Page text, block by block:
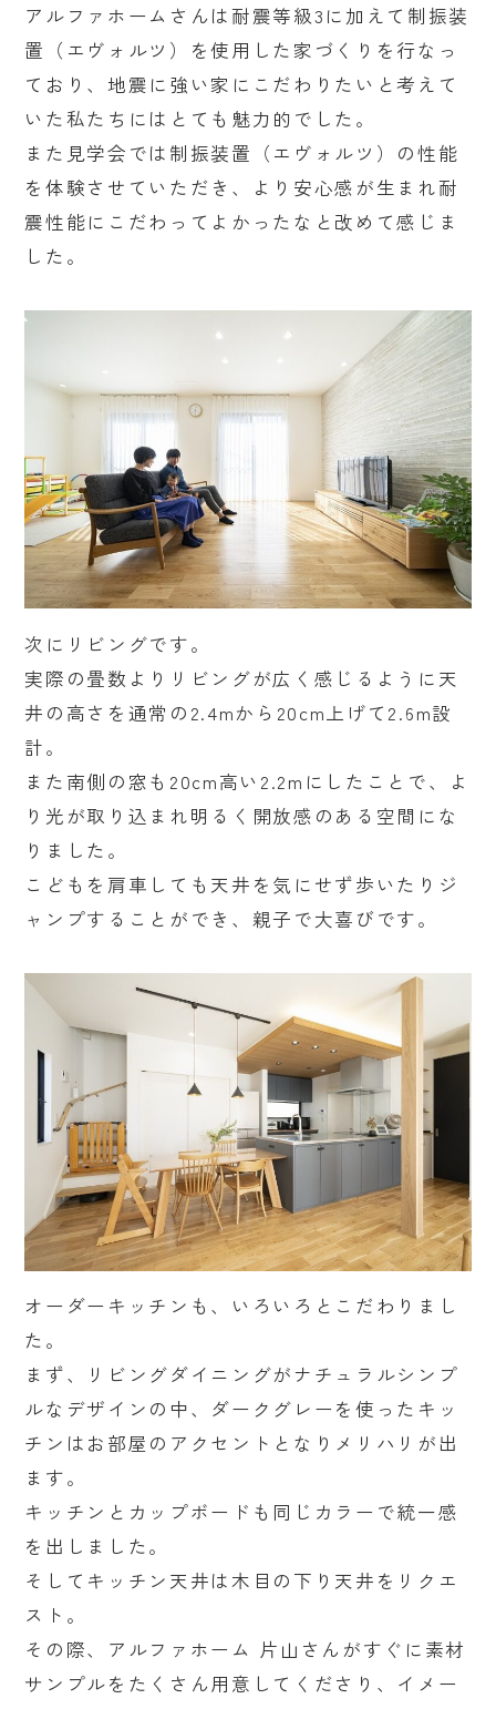
アルファホームさんは耐震等級3に加えて制振装
置（エヴォルツ）を使用した家づくりを行なっ
ており、地震に強い家にこだわりたいと考えて
いた私たちにはとても魅力的でした。
また見学会では制振装置（エヴォルツ）の性能
を体験させていただき、より安心感が生まれ耐
震性能にこだわってよかったなと改めて感じま
した。
次にリビングです。
実際の畳数よりリビングが広く感じるように天
井の高さを通常の2.4mから20cm上げて2.6m設
計。
また南側の窓も20cm高い2.2mにしたことで、よ
り光が取り込まれ明るく開放感のある空間にな
りました。
こどもを肩車しても天井を気にせず歩いたりジ
ャンプすることができ、親子で大喜びです。
オーダーキッチンも、いろいろとこだわりまし
た。
まず、リビングダイニングがナチュラルシンプ
ルなデザインの中、ダークグレーを使ったキッ
チンはお部屋のアクセントとなりメリハリが出
ます。
キッチンとカップボードも同じカラーで統一感
を出しました。
そしてキッチン天井は木目の下り天井をリクエ
スト。
その際、アルファホーム 片山さんがすぐに素材
サンプルをたくさん用意してくださり、イメー